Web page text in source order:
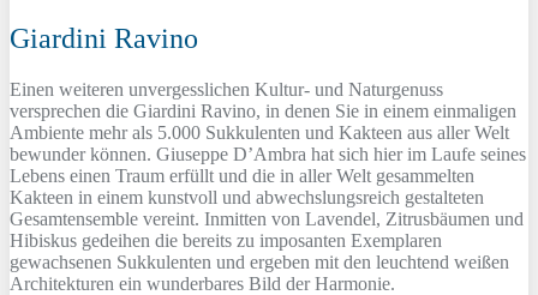
Giardini Ravino
Einen weiteren unvergesslichen Kultur- und Naturgenuss
versprechen die Giardini Ravino, in denen Sie in einem einmaligen
Ambiente mehr als 5.000 Sukkulenten und Kakteen aus aller Welt
bewunder können. Giuseppe D’Ambra hat sich hier im Laufe seines
Lebens einen Traum erfüllt und die in aller Welt gesammelten
Kakteen in einem kunstvoll und abwechslungsreich gestalteten
Gesamtensemble vereint. Inmitten von Lavendel, Zitrusbäumen und
Hibiskus gedeihen die bereits zu imposanten Exemplaren
gewachsenen Sukkulenten und ergeben mit den leuchtend weißen
Architekturen ein wunderbares Bild der Harmonie.